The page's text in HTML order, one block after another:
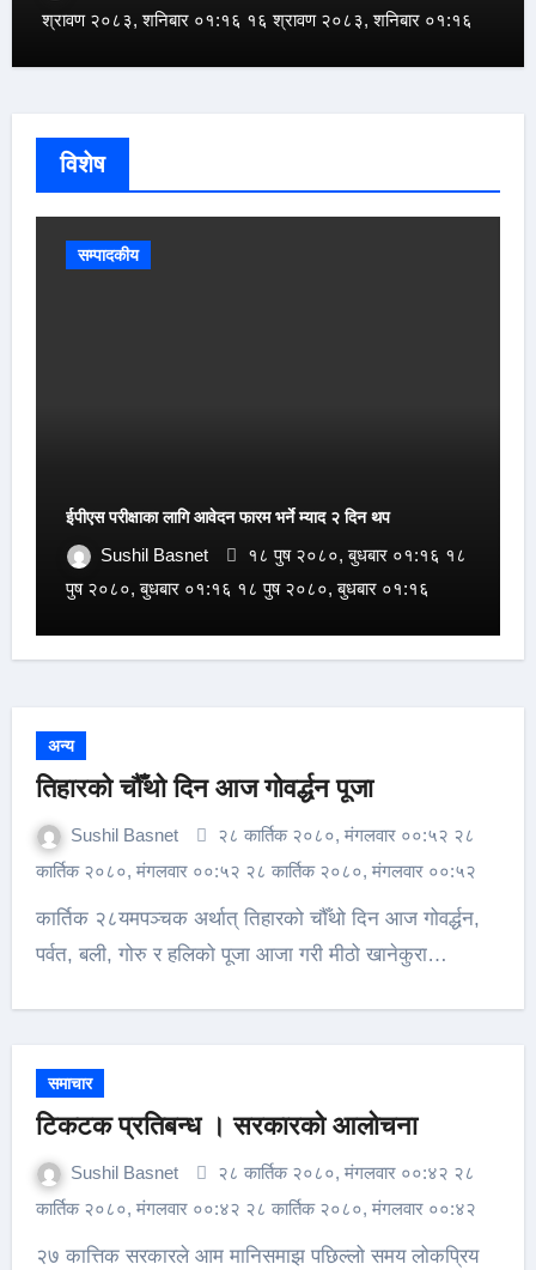
श्रावण २०८३, शनिबार ०१:१६ १६ श्रावण २०८३, शनिबार ०१:१६
विशेष
सम्पादकीय
ईपीएस परीक्षाका लागि आवेदन फारम भर्ने म्याद २ दिन थप
Sushil Basnet
१८ पुष २०८०, बुधबार ०१:१६ १८
पुष २०८०, बुधबार ०१:१६ १८ पुष २०८०, बुधबार ०१:१६
अन्य
तिहारको चौँथो दिन आज गोवर्द्धन पूजा
Sushil Basnet
२८ कार्तिक २०८०, मंगलवार ००:५२ २८
कार्तिक २०८०, मंगलवार ००:५२ २८ कार्तिक २०८०, मंगलवार ००:५२
कार्तिक २८यमपञ्चक अर्थात् तिहारको चौँथो दिन आज गोवर्द्धन,
पर्वत, बली, गोरु र हलिको पूजा आजा गरी मीठो खानेकुरा…
समाचार
टिकटक प्रतिबन्ध । सरकारको आलोचना
Sushil Basnet
२८ कार्तिक २०८०, मंगलवार ००:४२ २८
कार्तिक २०८०, मंगलवार ००:४२ २८ कार्तिक २०८०, मंगलवार ००:४२
२७ कात्तिक सरकारले आम मानिसमाझ पछिल्लो समय लोकप्रिय